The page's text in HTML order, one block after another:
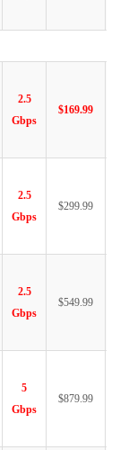
2.5
Gbps
$169.99
2.5
Gbps
$299.99
2.5
Gbps
$549.99
5
Gbps
$879.99